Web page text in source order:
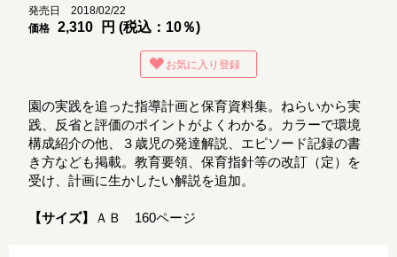
発売日 2018/02/22
価格
2,310 円 (税込：10％)
お気に入り登録
園の実践を追った指導計画と保育資料集。ねらいから実
践、反省と評価のポイントがよくわかる。カラーで環境
構成紹介の他、３歳児の発達解説、エピソード記録の書
き方なども掲載。教育要領、保育指針等の改訂（定）を
受け、計画に生かしたい解説を追加。
【サイズ】 ＡＢ 160ページ